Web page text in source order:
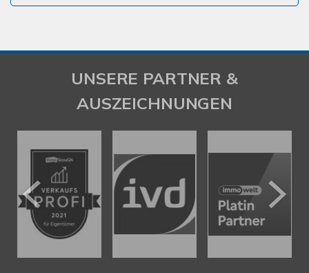
UNSERE PARTNER &
AUSZEICHNUNGEN